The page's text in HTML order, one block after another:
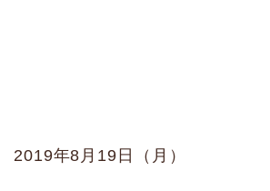
2019年8月19日（月）